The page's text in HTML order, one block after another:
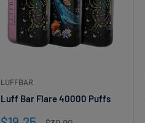
LUFFBAR
Luff Bar Flare 40000 Puffs